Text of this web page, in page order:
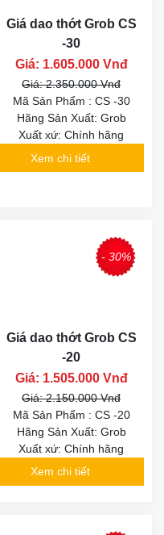
Giá dao thớt Grob CS
-30
Giá: 1.605.000 Vnđ
Giá: 2.350.000 Vnđ
Mã Sản Phẩm : CS -30
Hãng Sản Xuất: Grob
Xuất xứ: Chính hãng
Xem chi tiết
- 30%
Giá dao thớt Grob CS
-20
Giá: 1.505.000 Vnđ
Giá: 2.150.000 Vnđ
Mã Sản Phẩm : CS -20
Hãng Sản Xuất: Grob
Xuất xứ: Chính hãng
Xem chi tiết